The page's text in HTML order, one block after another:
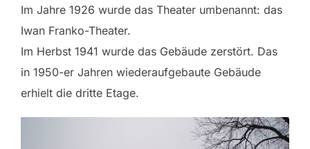
Im Jahre 1926 wurde das Theater umbenannt: das
Iwan Franko-Theater.
Im Herbst 1941 wurde das Gebäude zerstört. Das
in 1950-er Jahren wiederaufgebaute Gebäude
erhielt die dritte Etage.